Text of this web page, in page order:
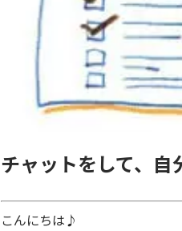
チャットをして、自
こんにちは♪